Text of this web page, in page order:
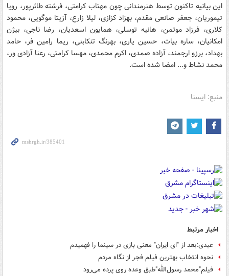
این بیانیه تاکنون توسط هنرمندانی چون مهتاب کرامتی، فرشته طائرپور، رویا
تیموریان، جعفر صانعی مقدم، بهزاد کزازی، لیلا زارع، آزیتا موگویی، محمود
کلاری، فرزاد موتمن، هانیه توسلی، همایون اسعدیان، رضا ناجی، بیژن
امکانیان، ساره بیات، حسین یاری، بهرنگ تنکابنی، ریما رامین فر، حامد
بهداد، برزو ارجمند، آزاده صمدی، اکرم محمدی، مهسا کرامتی، رعنا آزادی ور،
محمد نشاط و... امضا شده است.
منبع: ایسنا
اخبار مرتبط
عبدی:بعد از "ای ایران" معنی بازی در سینما را فهمیدم
نحوه انتخاب بهترین فیلم فجر از نگاه مردم
فیلم"محمد رسول‌الله"طبق وعده روی پرده می‌رود